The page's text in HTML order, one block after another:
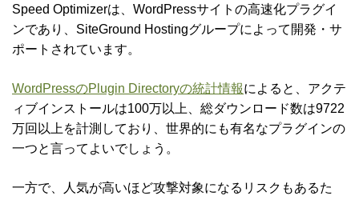
Speed Optimizerは、WordPressサイトの高速化プラグイ
ンであり、SiteGround Hostingグループによって開発・サ
ポートされています。
WordPressのPlugin Directoryの統計情報によると、アクテ
ィブインストールは100万以上、総ダウンロード数は9722
万回以上を計測しており、世界的にも有名なプラグインの
一つと言ってよいでしょう。
一方で、人気が高いほど攻撃対象になるリスクもあるた